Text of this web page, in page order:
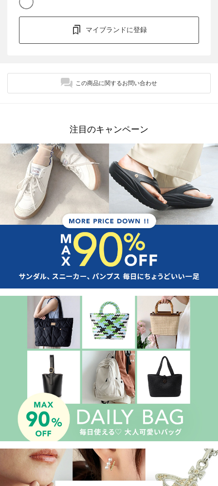
マイブランドに登録
この商品に関するお問い合わせ
注目のキャンペーン